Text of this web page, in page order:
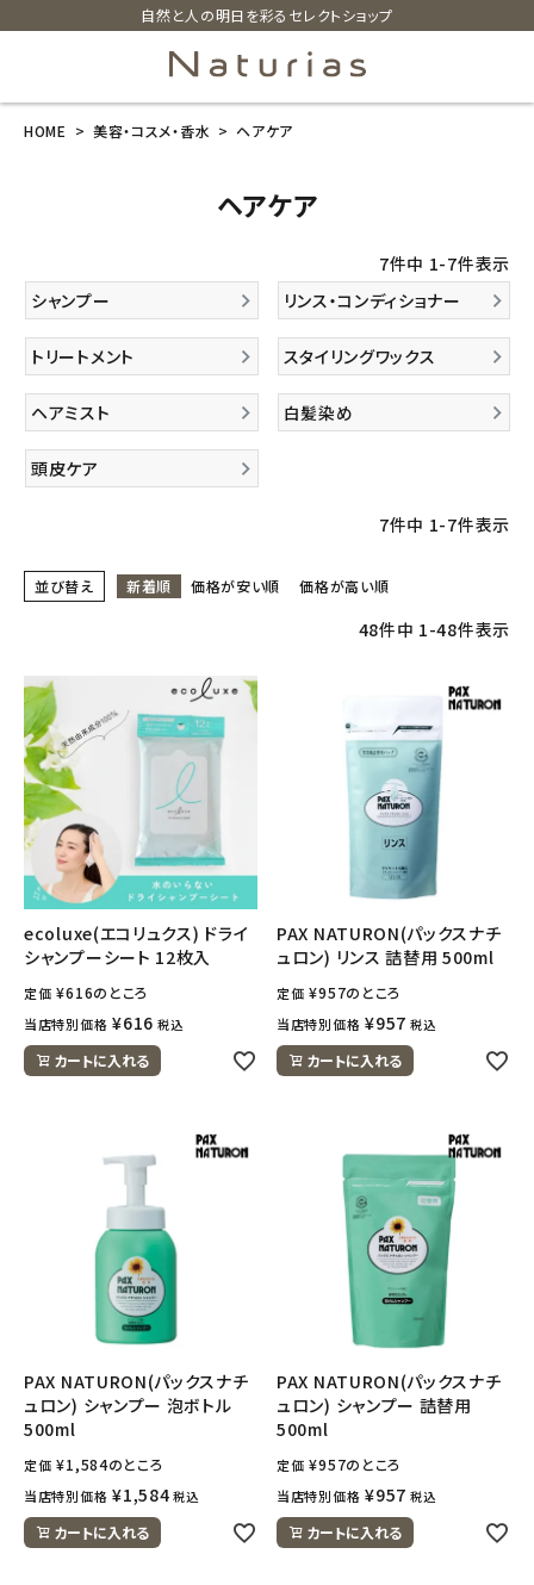
自然と人の明日を彩るセレクトショップ
新商品
カテゴリーから探す
美容・コスメ・香水
衛生用品
フェムケア
キッズ・ベビー・マタニティ
キッチン用品
フード・ドリンク
ブランド
定期購入
オリジナルブランド
ナチュラムーン
ナチュラプラス
アルモニベルツ
ご利用ガイド等
HOME 美容・コスメ・香水 ヘアケア
ヘアケア
7件中 1-7件表示
シャンプー
リンス・コンディショナー
トリートメント スタイリングワックス
ヘアミスト 白髪染め
頭皮ケア
7件中 1-7件表示
並び替え 新着順 価格が安い順 価格が高い順
48件中 1-48件表示
ecoluxe(エコリュクス) ドライ
シャンプーシート 12枚入
定価 ¥616のところ
当店特別価格 ¥616 税込
カートに入れる
PAX NATURON(パックスナチ
ュロン) リンス 詰替用 500ml
定価 ¥957のところ
当店特別価格 ¥957 税込
カートに入れる
PAX NATURON(パックスナチ
ュロン) シャンプー 泡ボトル
500ml
定価 ¥1,584のところ
当店特別価格 ¥1,584 税込
カートに入れる
PAX NATURON(パックスナチ
ュロン) シャンプー 詰替用
500ml
定価 ¥957のところ
当店特別価格 ¥957 税込
カートに入れる